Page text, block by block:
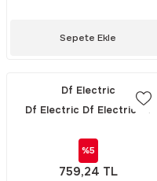
Sepete Ekle
Df Electric
Df Electric Df Electric Df
22x58mm 690V 20A (492033)
%5
759,24 TL